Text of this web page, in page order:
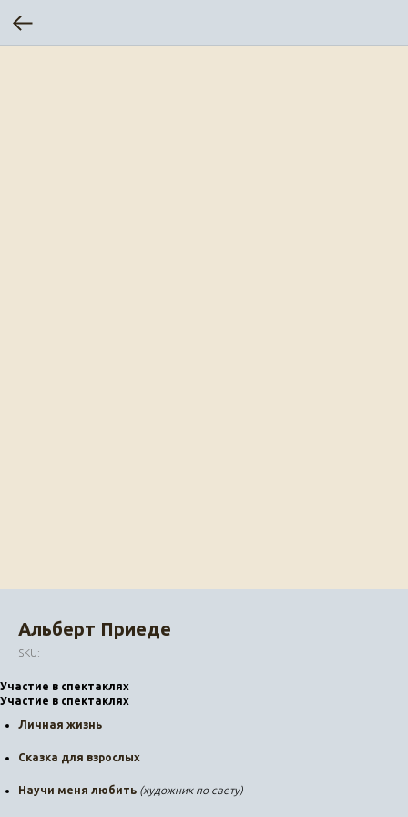
Альберт Приеде
SKU:
Участие в спектаклях
Участие в спектаклях
Личная жизнь
Сказка для взрослых
Научи меня любить (художник по свету)